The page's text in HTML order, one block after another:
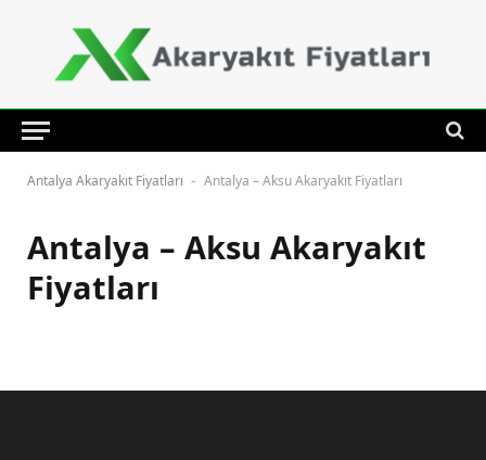
Antalya Akaryakıt Fiyatları - Antalya – Aksu Akaryakıt Fiyatları
Antalya – Aksu Akaryakıt
Fiyatları